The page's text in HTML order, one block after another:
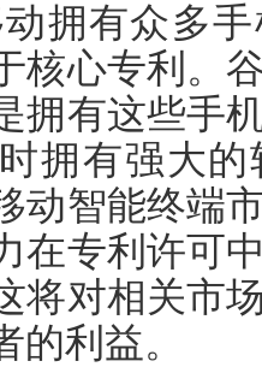
拥有众多
核心专利。
拥有这些手
拥有强大
动智能终端
在专利许可
将对相关市
的利益。